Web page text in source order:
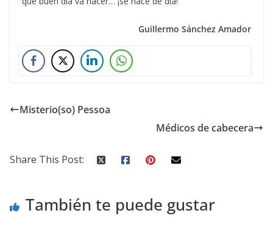
Guillermo Sánchez Amador
Misterio(so) Pessoa
Médicos de cabecera
Share This Post:
También te puede gustar